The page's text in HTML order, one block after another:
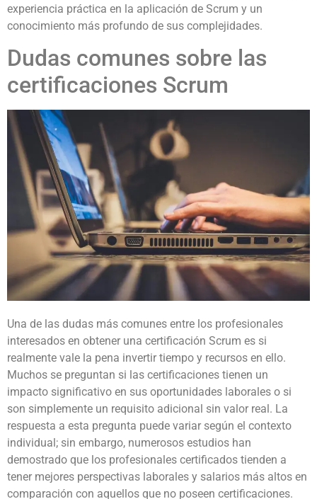
experiencia práctica en la aplicación de Scrum y un
conocimiento más profundo de sus complejidades.
Dudas comunes sobre las
certificaciones Scrum
Una de las dudas más comunes entre los profesionales
interesados en obtener una certificación Scrum es si
realmente vale la pena invertir tiempo y recursos en ello.
Muchos se preguntan si las certificaciones tienen un
impacto significativo en sus oportunidades laborales o si
son simplemente un requisito adicional sin valor real. La
respuesta a esta pregunta puede variar según el contexto
individual; sin embargo, numerosos estudios han
demostrado que los profesionales certificados tienden a
tener mejores perspectivas laborales y salarios más altos en
comparación con aquellos que no poseen certificaciones.